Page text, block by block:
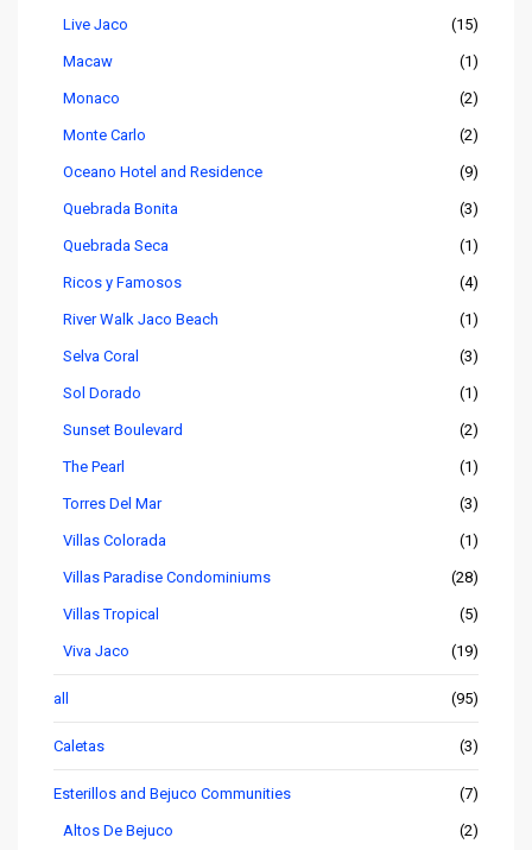
Live Jaco (15)
Macaw (1)
Monaco (2)
Monte Carlo (2)
Oceano Hotel and Residence (9)
Quebrada Bonita (3)
Quebrada Seca (1)
Ricos y Famosos (4)
River Walk Jaco Beach (1)
Selva Coral (3)
Sol Dorado (1)
Sunset Boulevard (2)
The Pearl (1)
Torres Del Mar (3)
Villas Colorada (1)
Villas Paradise Condominiums (28)
Villas Tropical (5)
Viva Jaco (19)
all (95)
Caletas (3)
Esterillos and Bejuco Communities (7)
Altos De Bejuco (2)